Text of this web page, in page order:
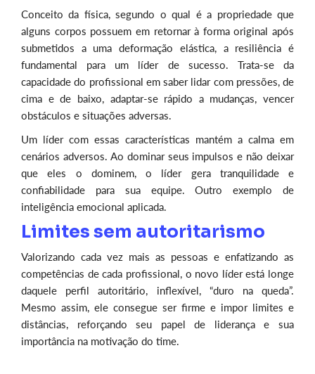
Conceito da física, segundo o qual é a propriedade que
alguns corpos possuem em retornar à forma original após
submetidos a uma deformação elástica, a resiliência é
fundamental para um líder de sucesso. Trata-se da
capacidade do profissional em saber lidar com pressões, de
cima e de baixo, adaptar-se rápido a mudanças, vencer
obstáculos e situações adversas.
Um líder com essas características mantém a calma em
cenários adversos. Ao dominar seus impulsos e não deixar
que eles o dominem, o líder gera tranquilidade e
confiabilidade para sua equipe. Outro exemplo de
inteligência emocional aplicada.
Limites sem autoritarismo
Valorizando cada vez mais as pessoas e enfatizando as
competências de cada profissional, o novo líder está longe
daquele perfil autoritário, inflexível, “duro na queda”.
Mesmo assim, ele consegue ser firme e impor limites e
distâncias, reforçando seu papel de liderança e sua
importância na motivação do time.